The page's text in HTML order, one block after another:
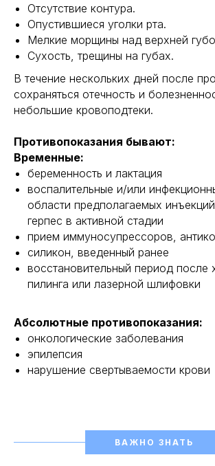
Отсутствие контура.
Опустившиеся уголки рта.
Мелкие морщины над верхней
Сухость, трещины на губах.
В течение нескольких дней после
сохраняться отечность и
небольшие кровоподтеки.
Противопоказания бывают:
Временные:
беременность и лактация
воспалительные и/или
области предполагаемых
герпес в активной стадии
прием иммуносупрессоров,
силикон, введенный ранее
восстановительный период после
пилинга или лазерной шлифовки
Абсолютные противопоказания:
онкологические заболевания
эпилепсия
нарушение свертываемости крови
ВАЖНО ЗНАТЬ